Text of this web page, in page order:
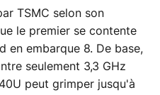
TSMC selon son
le premier se contente
en embarque 8. De base,
seulement 3,3 GHz
peut grimper jusqu'à